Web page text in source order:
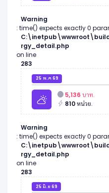
Warning
: time() expects exactly 0
rgy_detail.php
on line
283
25 พ.ค 69
5,136 บาท.
810หน่วย.
Warning
: time() expects exactly 0
rgy_detail.php
on line
283
25 มิ.ย 69